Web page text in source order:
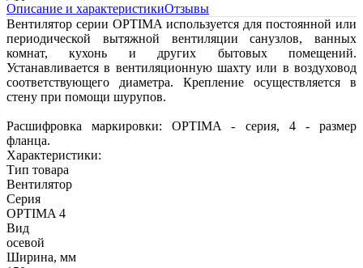
Описание и характеристикиОтзывы
Вентилятор серии OPTIMA используется для постоянной или
периодической вытяжной вентиляции санузлов, ванных
комнат, кухонь и других бытовых помещений.
Устанавливается в вентиляционную шахту или в воздуховод
соответствующего диаметра. Крепление осуществляется в
стену при помощи шурупов.
Расшифровка маркировки: OPTIMA - серия, 4 - размер
фланца.
Характеристики:
Тип товара
Вентилятор
Серия
OPTIMA 4
Вид
осевой
Ширина, мм